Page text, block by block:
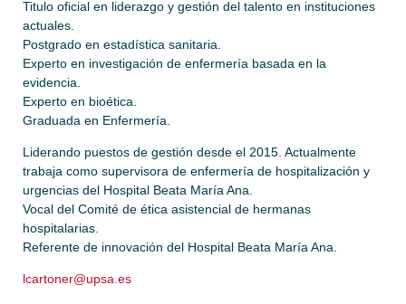
Titulo oficial en liderazgo y gestión del talento en instituciones
actuales.
Postgrado en estadística sanitaria.
Experto en investigación de enfermería basada en la
evidencia.
Experto en bioética.
Graduada en Enfermería.
Liderando puestos de gestión desde el 2015. Actualmente
trabaja como supervisora de enfermería de hospitalización y
urgencias del Hospital Beata María Ana.
Vocal del Comité de ética asistencial de hermanas
hospitalarias.
Referente de innovación del Hospital Beata María Ana.
lcartoner@upsa.es